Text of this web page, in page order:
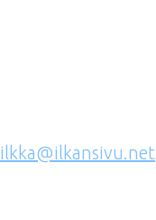
ilkka@ilkansivu.net